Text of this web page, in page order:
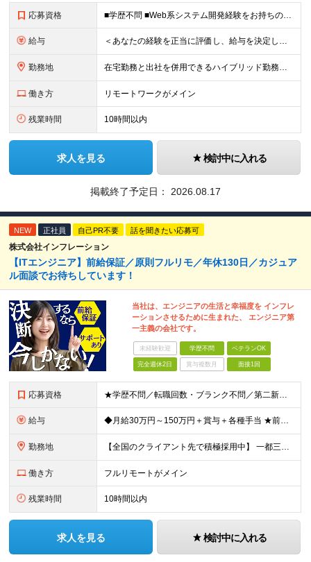
応募資格 ■学歴不問 ■Web系システム開発経験をお持ちの方 ★設計・開発経験～運用保守まで幅広く募集します ★Google Cloud・AWS・Azureなど、クラウド技術は問いませんが、経験・知見が深い方は
給与 ＜あなたの経験を正当に評価し、給与を決定します！＞ 想定年収450万円～1,000万円 └月給30万8000円～＋賞与年2回 ◎在宅勤務手当あり ◎交通費100％支給 ◎資格取得奨励制度(一時金/資格
勤務地 在宅勤務と出社を併用できるハイブリッド勤務！ （出社は週1～3日程度ですが、ご希望に合わせて柔軟に対応可能です。） ≪東京オフィス≫ 東京都新宿区西新宿2-6-1 新宿住友ビル26F ※(業務の変
働き方 リモートワークがメイン
残業時間 10時間以内
求人を見る 検討中に入れる
掲載終了予定日： 2026.08.17
NEW 正社員 自己PR不要 話を聞きたい応募可
株式会社インフレーション
【ITエンジニア】前給保証／原則フルリモ／年休130日／カジュア
ル面談でお待ちしています！
当社は、エンジニアの生活と幸福度を インフレ
ーションさせるために生まれた、 エンジニア第
一主義の会社です。
未経験歓迎 学歴不問 ベテランOK
完全週休2日 賞与複数月 面接1回
応募資格 ★学歴不問／転職回数・ブランク不問／第二新卒も歓迎！ 【応募条件】 エンジニア実務経験がある方 ※領域や担当工程は問いません。 ◎学歴・ブランク・転職回数不問。 ◎選考はWebで完結！即日内定も！
給与 ◆月給30万円～150万円＋賞与＋各種手当 ★前職給与保証／スキル・経験により決定します。 ★給与は案件単価に完全連動 ★案件の契約内容や昇給、賞与額はすべて開示いたします。 ※上記給与には、月3
勤務地 【全国のクライアント先で積極採用中】 一都三県／関西／九州／東海を中心に全国の案件をご用意。 ★完全在宅勤務も可！ ★プロジェクトは完全選択制 ★フルリモート案件の選択も可能 【100％希望の案件に
働き方 フルリモートがメイン
残業時間 10時間以内
求人を見る 検討中に入れる